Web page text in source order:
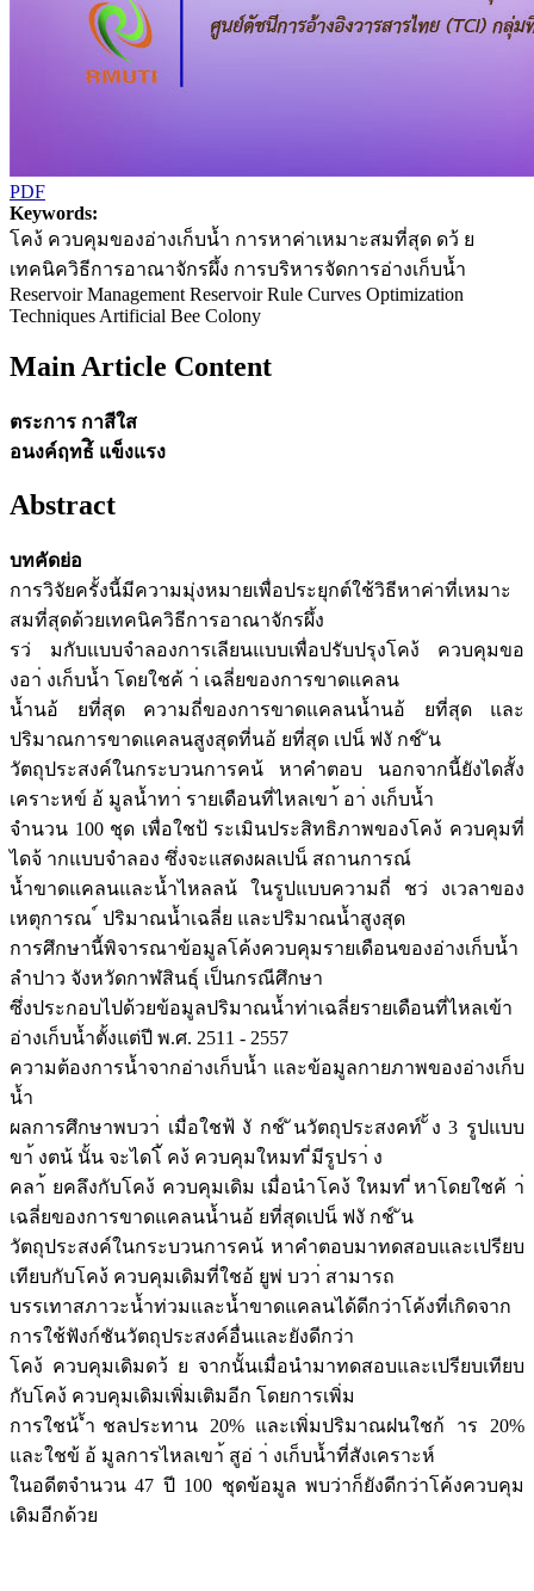
PDF
Keywords:
โคง้ ควบคุมของอ่างเก็บน้ำ การหาค่าเหมาะสมที่สุด ดว้ ย
เทคนิควิธีการอาณาจักรผึ้ง การบริหารจัดการอ่างเก็บนํ้า
Reservoir Management Reservoir Rule Curves Optimization
Techniques Artificial Bee Colony
Main Article Content
ตระการ กาสีใส
อนงค์ฤทธ์ิ แข็งแรง
Abstract
บทคัดย่อ
การวิจัยครั้งนี้มีความมุ่งหมายเพื่อประยุกต์ใช้วิธีหาค่าที่เหมาะ
สมที่สุดด้วยเทคนิควิธีการอาณาจักรผึ้ง
รว่ มกับแบบจำลองการเลียนแบบเพื่อปรับปรุงโคง้ ควบคุมขอ
งอา่ งเก็บน้ำ โดยใชค้ า่ เฉลี่ยของการขาดแคลน
น้ำนอ้ ยที่สุด ความถี่ของการขาดแคลนน้ำนอ้ ยที่สุด และ
ปริมาณการขาดแคลนสูงสุดที่นอ้ ยที่สุด เปน็ ฟงั กช์ ัน
วัตถุประสงค์ในกระบวนการคน้ หาคำตอบ นอกจากนี้ยังไดสั้ง
เคราะหข์ อ้ มูลน้ำทา่ รายเดือนที่ไหลเขา้ อา่ งเก็บน้ำ
จำนวน 100 ชุด เพื่อใชป้ ระเมินประสิทธิภาพของโคง้ ควบคุมที่
ไดจ้ ากแบบจำลอง ซึ่งจะแสดงผลเปน็ สถานการณ์
น้ำขาดแคลนและน้ำไหลลน้ ในรูปแบบความถี่ ชว่ งเวลาของ
เหตุการณ ์ ปริมาณน้ำเฉลี่ย และปริมาณน้ำสูงสุด
การศึกษานี้พิจารณาข้อมูลโค้งควบคุมรายเดือนของอ่างเก็บนํ้า
ลำปาว จังหวัดกาฬสินธุ์ เป็นกรณีศึกษา
ซึ่งประกอบไปด้วยข้อมูลปริมาณนํ้าท่าเฉลี่ยรายเดือนที่ไหลเข้า
อ่างเก็บนํ้าตั้งแต่ปี พ.ศ. 2511 - 2557
ความต้องการนํ้าจากอ่างเก็บนํ้า และข้อมูลกายภาพของอ่างเก็บ
นํ้า
ผลการศึกษาพบวา่ เมื่อใชฟ้ งั กช์ ันวัตถุประสงคท์ ั้ง 3 รูปแบบ
ขา้ งตน้ นั้น จะไดโ้ คง้ ควบคุมใหมท่ ี่มีรูปรา่ ง
คลา้ ยคลึงกับโคง้ ควบคุมเดิม เมื่อนำโคง้ ใหมท่ ี่หาโดยใชค้ า่
เฉลี่ยของการขาดแคลนน้ำนอ้ ยที่สุดเปน็ ฟงั กช์ ัน
วัตถุประสงค์ในกระบวนการคน้ หาคำตอบมาทดสอบและเปรียบ
เทียบกับโคง้ ควบคุมเดิมที่ใชอ้ ยูพ่ บวา่ สามารถ
บรรเทาสภาวะนํ้าท่วมและนํ้าขาดแคลนได้ดีกว่าโค้งที่เกิดจาก
การใช้ฟังก์ชันวัตถุประสงค์อื่นและยังดีกว่า
โคง้ ควบคุมเดิมดว้ ย จากนั้นเมื่อนำมาทดสอบและเปรียบเทียบ
กับโคง้ ควบคุมเดิมเพิ่มเติมอีก โดยการเพิ่ม
การใชน้ ้ำชลประทาน 20% และเพิ่มปริมาณฝนใชก้ าร 20%
และใชข้ อ้ มูลการไหลเขา้ สูอ่ า่ งเก็บน้ำที่สังเคราะห์
ในอดีตจำนวน 47 ปี 100 ชุดข้อมูล พบว่าก็ยังดีกว่าโค้งควบคุม
เดิมอีกด้วย